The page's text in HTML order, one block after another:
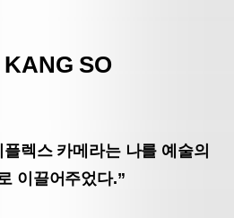
SO
렉스 카메라는 나를 예술의
이끌어주었다.”